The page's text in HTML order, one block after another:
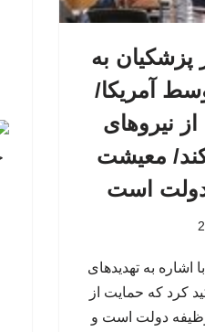
به
آمریکا/
نیروهای
معیشت
است
به تهدیدهای
کرد که حمایت از
دولت است و